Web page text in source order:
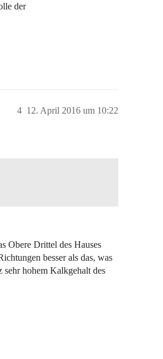
der
12. April 2016 um 10:22
4
Obere Drittel des Hauses
besser als das, was
sehr hohem Kalkgehalt des